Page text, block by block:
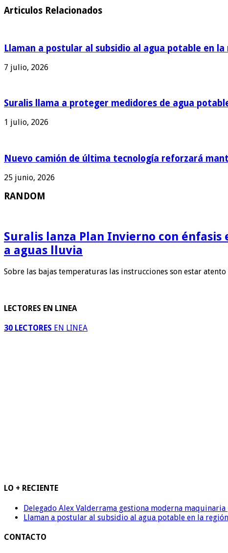
Articulos Relacionados
Llaman a postular al subsidio al agua potable en la
7 julio, 2026
Suralis llama a proteger medidores de agua
1 julio, 2026
Nuevo camión de última tecnología reforzará
25 junio, 2026
RANDOM
Suralis lanza Plan Invierno con
a aguas lluvia
Sobre las bajas temperaturas las instrucciones son estar
LECTORES EN LINEA
30 LECTORES EN LINEA
LO + RECIENTE
Delegado Alex Valderrama gestiona moderna
Llaman a postular al subsidio al agua potable en la
CONTACTO